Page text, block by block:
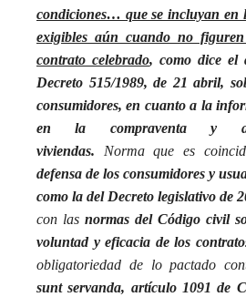
condiciones… que se incluyan
exigibles aún cuando no
contrato celebrado, como dice el
Decreto 515/1989, de 21 abril,
consumidores, en cuanto a la
en la compraventa y
viviendas. Norma que es
defensa de los consumidores y
como la del Decreto legislativo de
con las normas del Código civil
voluntad y eficacia de los
obligatoriedad de lo pactado
sunt servanda, artículo 1091 de